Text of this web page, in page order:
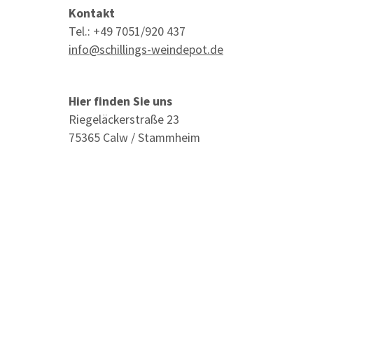
Kontakt
Tel.: +49 7051/920 437
info@schillings-weindepot.de
Hier finden Sie uns
Riegeläckerstraße 23
75365 Calw / Stammheim